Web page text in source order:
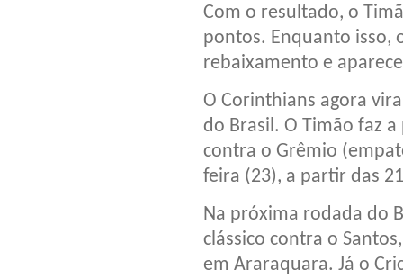
Com o resultado, o
pontos. Enquanto isso,
rebaixamento e
O Corinthians agora
do Brasil. O Timão faz
contra o Grêmio
feira (23), a partir das
Na próxima rodada do
clássico contra o
em Araraquara. Já o